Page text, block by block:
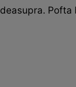
deasupra. Pofta